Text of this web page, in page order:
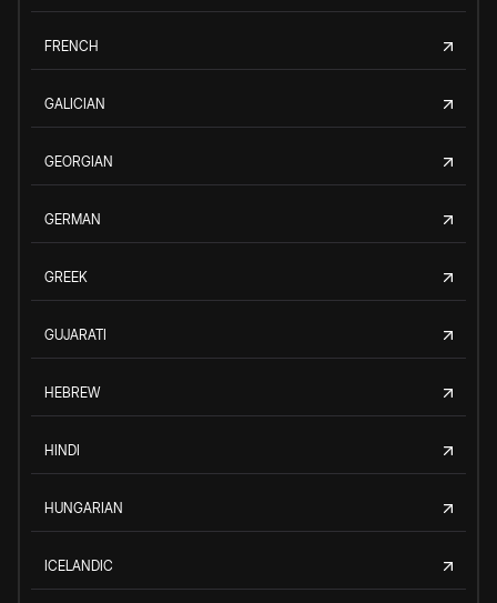
FRENCH
GALICIAN
GEORGIAN
GERMAN
GREEK
GUJARATI
HEBREW
HINDI
HUNGARIAN
ICELANDIC